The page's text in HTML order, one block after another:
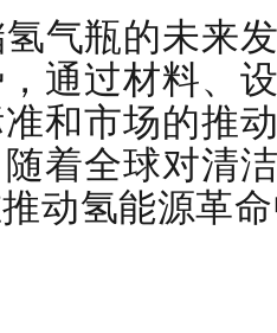
气瓶的未来
通过材料、
和市场的推
着全球对清
动氢能源革